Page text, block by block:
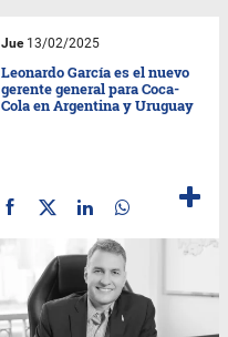
Jue13/02/2025
Leonardo García es el nuevo
gerente general para Coca-
Cola en Argentina y Uruguay